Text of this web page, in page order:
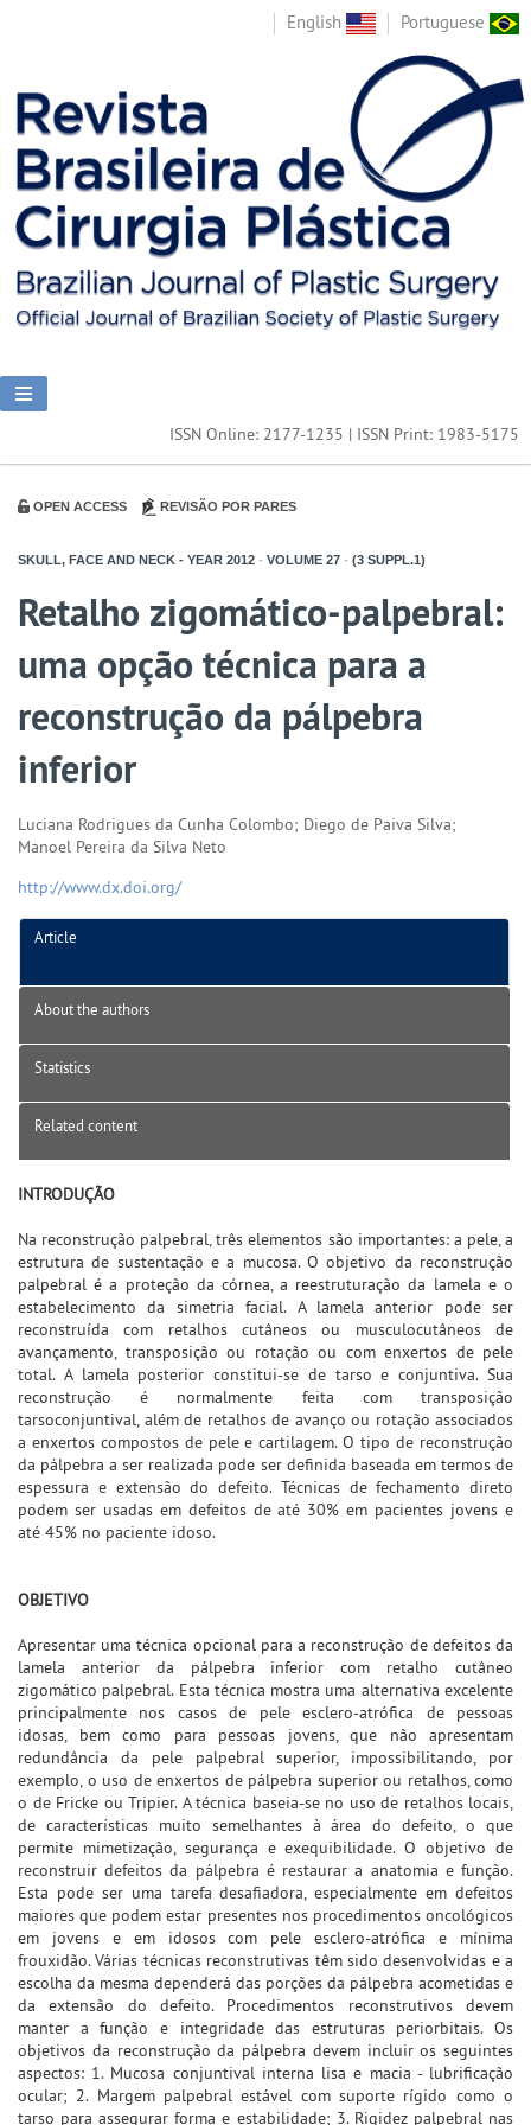
English Portuguese
ISSN Online: 2177-1235 | ISSN Print: 1983-5175
OPEN ACCESS REVISÃO POR PARES
SKULL, FACE AND NECK - YEAR 2012 - VOLUME 27 - (3 SUPPL.1)
Retalho zigomático-palpebral:
uma opção técnica para a
reconstrução da pálpebra
inferior
Luciana Rodrigues da Cunha Colombo; Diego de Paiva Silva;
Manoel Pereira da Silva Neto
http://www.dx.doi.org/
Article
About the authors
Statistics
Related content
INTRODUÇÃO
Na reconstrução palpebral, três elementos são importantes: a pele, a
estrutura de sustentação e a mucosa. O objetivo da reconstrução
palpebral é a proteção da córnea, a reestruturação da lamela e o
estabelecimento da simetria facial. A lamela anterior pode ser
reconstruída com retalhos cutâneos ou musculocutâneos de
avançamento, transposição ou rotação ou com enxertos de pele
total. A lamela posterior constitui-se de tarso e conjuntiva. Sua
reconstrução é normalmente feita com transposição
tarsoconjuntival, além de retalhos de avanço ou rotação associados
a enxertos compostos de pele e cartilagem. O tipo de reconstrução
da pálpebra a ser realizada pode ser definida baseada em termos de
espessura e extensão do defeito. Técnicas de fechamento direto
podem ser usadas em defeitos de até 30% em pacientes jovens e
até 45% no paciente idoso.
OBJETIVO
Apresentar uma técnica opcional para a reconstrução de defeitos da
lamela anterior da pálpebra inferior com retalho cutâneo
zigomático palpebral. Esta técnica mostra uma alternativa excelente
principalmente nos casos de pele esclero-atrófica de pessoas
idosas, bem como para pessoas jovens, que não apresentam
redundância da pele palpebral superior, impossibilitando, por
exemplo, o uso de enxertos de pálpebra superior ou retalhos, como
o de Fricke ou Tripier. A técnica baseia-se no uso de retalhos locais,
de características muito semelhantes à área do defeito, o que
permite mimetização, segurança e exequibilidade. O objetivo de
reconstruir defeitos da pálpebra é restaurar a anatomia e função.
Esta pode ser uma tarefa desafiadora, especialmente em defeitos
maiores que podem estar presentes nos procedimentos oncológicos
em jovens e em idosos com pele esclero-atrófica e mínima
frouxidão. Várias técnicas reconstrutivas têm sido desenvolvidas e a
escolha da mesma dependerá das porções da pálpebra acometidas e
da extensão do defeito. Procedimentos reconstrutivos devem
manter a função e integridade das estruturas periorbitais. Os
objetivos da reconstrução da pálpebra devem incluir os seguintes
aspectos: 1. Mucosa conjuntival interna lisa e macia - lubrificação
ocular; 2. Margem palpebral estável com suporte rígido como o
tarso para assegurar forma e estabilidade; 3. Rigidez palpebral nas